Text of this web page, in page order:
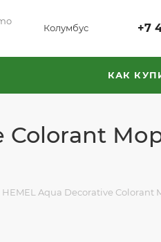
Колумбус +7
КАК
Colorant
HEMEL Aqua Decorative